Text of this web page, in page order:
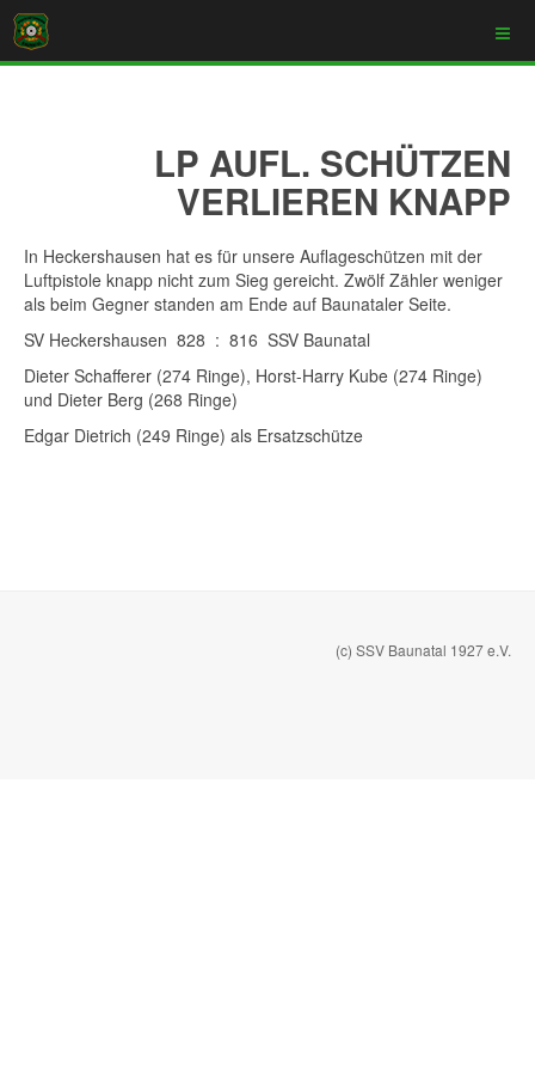
LP AUFL. SCHÜTZEN
VERLIEREN KNAPP
In Heckershausen hat es für unsere Auflageschützen mit der
Luftpistole knapp nicht zum Sieg gereicht. Zwölf Zähler weniger
als beim Gegner standen am Ende auf Baunataler Seite.
SV Heckershausen 828 : 816 SSV Baunatal
Dieter Schafferer (274 Ringe), Horst-Harry Kube (274 Ringe)
und Dieter Berg (268 Ringe)
Edgar Dietrich (249 Ringe) als Ersatzschütze
(c) SSV Baunatal 1927 e.V.